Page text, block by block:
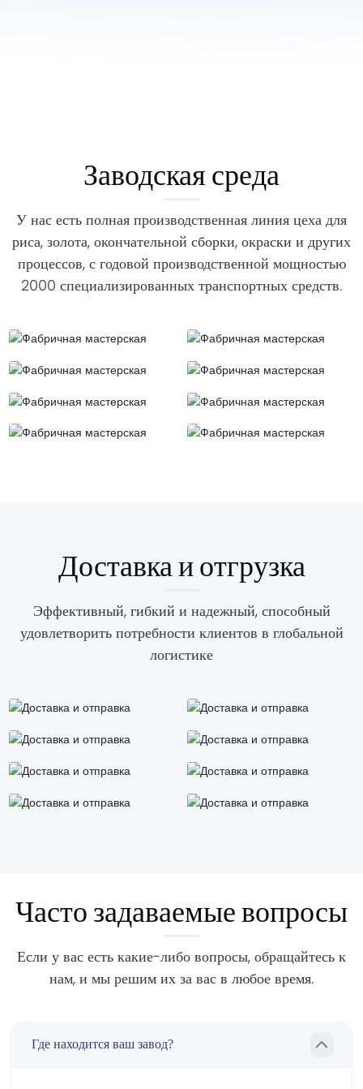
Заводская среда
У нас есть полная производственная линия цеха для
риса, золота, окончательной сборки, окраски и других
процессов, с годовой производственной мощностью
2000 специализированных транспортных средств.
Доставка и отгрузка
Эффективный, гибкий и надежный, способный
удовлетворить потребности клиентов в глобальной
логистике
Часто задаваемые вопросы
Если у вас есть какие-либо вопросы, обращайтесь к
нам, и мы решим их за вас в любое время.
Где находится ваш завод?